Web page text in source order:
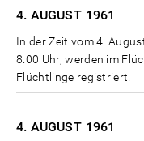
4. AUGUST 1961
In der Zeit vom 4.
8.00 Uhr, werden im
Flüchtlinge registriert.
4. AUGUST 1961